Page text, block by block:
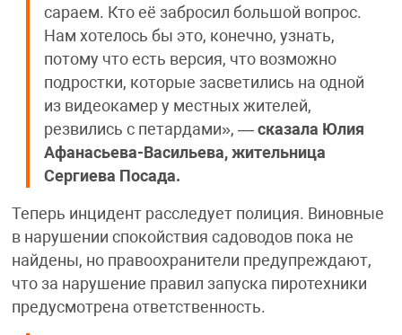
сараем. Кто её забросил большой вопрос.
Нам хотелось бы это, конечно, узнать,
потому что есть версия, что возможно
подростки, которые засветились на одной
из видеокамер у местных жителей,
резвились с петардами», — сказала Юлия
Афанасьева-Васильева, жительница
Сергиева Посада.
Теперь инцидент расследует полиция. Виновные
в нарушении спокойствия садоводов пока не
найдены, но правоохранители предупреждают,
что за нарушение правил запуска пиротехники
предусмотрена ответственность.